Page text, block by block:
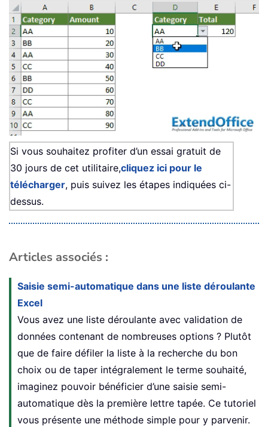
Si vous souhaitez profiter d’un essai gratuit de
30 jours de cet utilitaire,cliquez ici pour le
télécharger, puis suivez les étapes indiquées ci-
dessus.
Articles associés :
Saisie semi-automatique dans une liste déroulante
Excel
Vous avez une liste déroulante avec validation de
données contenant de nombreuses options ? Plutôt
que de faire défiler la liste à la recherche du bon
choix ou de taper intégralement le terme souhaité,
imaginez pouvoir bénéficier d’une saisie semi-
automatique dès la première lettre tapée. Ce tutoriel
vous présente une méthode simple pour y parvenir.